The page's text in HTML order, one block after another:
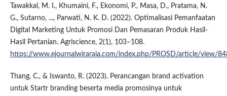
Tawakkal, M. I., Khumaini, F., Ekonomi, P., Masa, D., Pratama, N.
G., Sutarno, ..., Parwati, N. K. D. (2022). Optimalisasi Pemanfaatan
Digital Marketing Untuk Promosi Dan Pemasaran Produk Hasil-
Hasil Pertanian. Agriscience, 2(1), 103–108.
https://www.ejournalwiraraja.com/index.php/PROSD/article/view/
Thang, C., & Iswanto, R. (2023). Perancangan brand activation
untuk Startr branding beserta media promosinya untuk